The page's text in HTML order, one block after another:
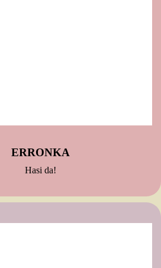
ERRONKA
Hasi da!